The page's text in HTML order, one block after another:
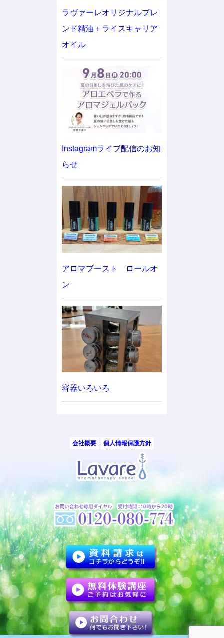
ラヴァーレオリジナルブレ
ンド精油＋ライスキャリア
オイル
Instagramライブ配信のお知
らせ
アロマブースト ロールオ
ン
容器いろいろ
会社概要 個人情報保護方針